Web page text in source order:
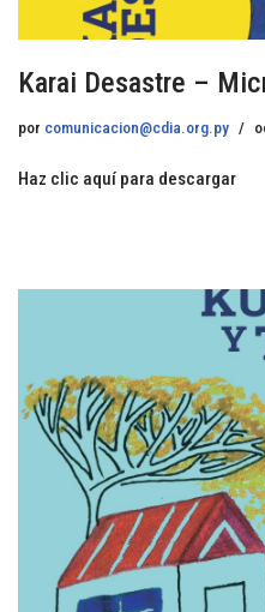
Karai Desastre –
por comunicacion@cdia.org.py
Haz clic aquí para descargar